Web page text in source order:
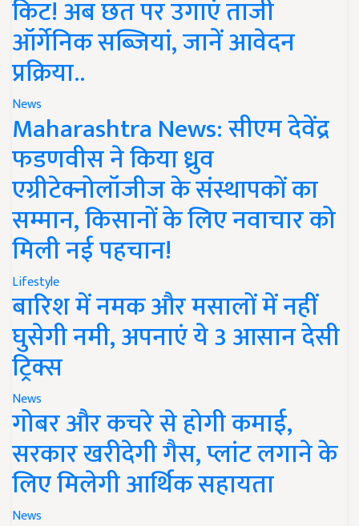
किट! अब छत पर उगाएं ताजी
ऑर्गेनिक सब्जियां, जानें आवेदन
प्रक्रिया..
News
Maharashtra News: सीएम देवेंद्र
फडणवीस ने किया ध्रुव
एग्रीटेक्नोलॉजीज के संस्थापकों का
सम्मान, किसानों के लिए नवाचार को
मिली नई पहचान!
Lifestyle
बारिश में नमक और मसालों में नहीं
घुसेगी नमी, अपनाएं ये 3 आसान देसी
ट्रिक्स
News
गोबर और कचरे से होगी कमाई,
सरकार खरीदेगी गैस, प्लांट लगाने के
लिए मिलेगी आर्थिक सहायता
News